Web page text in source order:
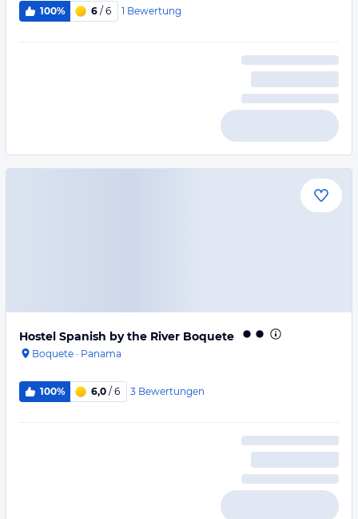
100% 6 / 6 1 Bewertung
Hostel Spanish by the River Boquete
Boquete · Panama
100% 6,0 / 6 3 Bewertungen